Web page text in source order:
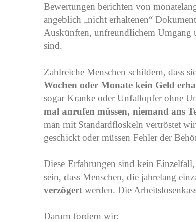
Bewertungen berichten von
angeblich „nicht erhaltenen“
Auskünften, unfreundlichem Umgang
sind.
Zahlreiche Menschen schildern, dass
Wochen oder Monate kein Geld
sogar Kranke oder Unfallopfer ohne
mal anrufen müssen, niemand ans
man mit Standardfloskeln vertröstet
geschickt oder müssen Fehler der
Diese Erfahrungen sind kein
sein, dass Menschen, die jahrelang
verzögert werden. Die
Darum fordern wir: